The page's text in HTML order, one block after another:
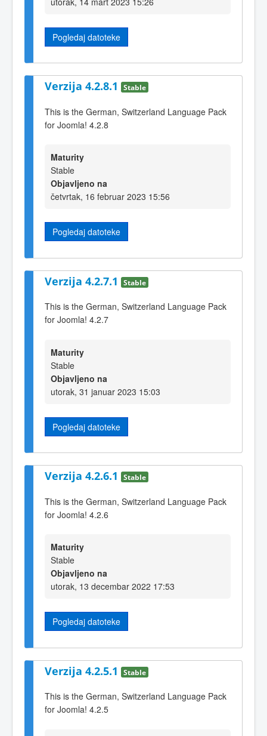
Pogledaj datoteke
Verzija 4.2.8.1 Stable
This is the German, Switzerland Language Pack
for Joomla! 4.2.8
Maturity
Stable
Objavljeno na
četvrtak, 16 februar 2023 15:56
Pogledaj datoteke
Verzija 4.2.7.1 Stable
This is the German, Switzerland Language Pack
for Joomla! 4.2.7
Maturity
Stable
Objavljeno na
utorak, 31 januar 2023 15:03
Pogledaj datoteke
Verzija 4.2.6.1 Stable
This is the German, Switzerland Language Pack
for Joomla! 4.2.6
Maturity
Stable
Objavljeno na
utorak, 13 decembar 2022 17:53
Pogledaj datoteke
Verzija 4.2.5.1 Stable
This is the German, Switzerland Language Pack
for Joomla! 4.2.5